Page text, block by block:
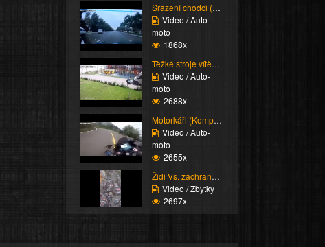
Sražení chodci (Super ...
Video / Auto-
moto
1868x
Těžké stroje vítězí (K...
Video / Auto-
moto
2688x
Motorkáři (Kompilace)
Video / Auto-
moto
2655x
Židi Vs. záchranáři (K...
Video / Zbytky
2697x